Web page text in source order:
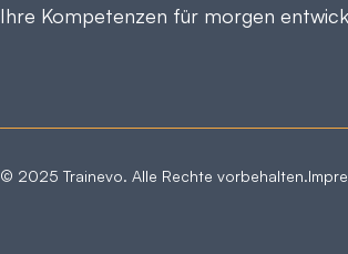
Ihre Kompetenzen für morgen
© 2025 Trainevo. Alle Rechte vorbehalten.